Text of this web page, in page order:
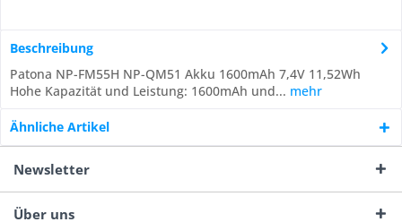
Beschreibung
Patona NP-FM55H NP-QM51 Akku 1600mAh 7,4V 11,52Wh
Hohe Kapazität und Leistung: 1600mAh und... mehr
Ähnliche Artikel
Newsletter
Über uns